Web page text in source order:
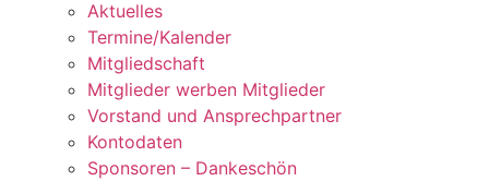
Aktuelles
Termine/Kalender
Mitgliedschaft
Mitglieder werben Mitglieder
Vorstand und Ansprechpartner
Kontodaten
Sponsoren – Dankeschön